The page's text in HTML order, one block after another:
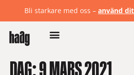
Bli starkare med oss – använd